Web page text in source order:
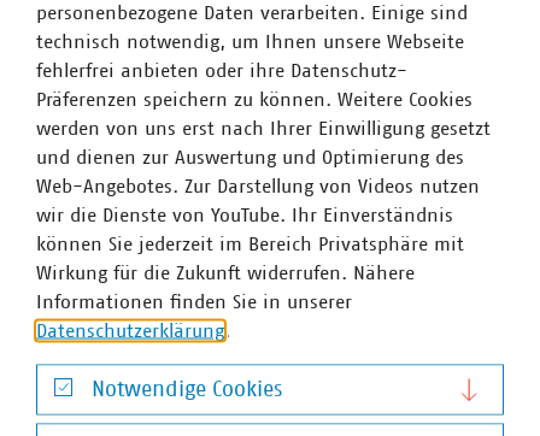
Ansprechpartner
personenbezogene Daten verarbeiten. Einige sind
technisch notwendig, um Ihnen unsere Webseite
fehlerfrei anbieten oder ihre Datenschutz-
Präferenzen speichern zu können. Weitere Cookies
werden von uns erst nach Ihrer Einwilligung gesetzt
und dienen zur Auswertung und Optimierung des
Web-Angebotes. Zur Darstellung von Videos nutzen
wir die Dienste von YouTube. Ihr Einverständnis
können Sie jederzeit im Bereich Privatsphäre mit
Wirkung für die Zukunft widerrufen. Nähere
Informationen finden Sie in unserer
Datenschutzerklärung
Notwendige Cookies
Notwendige Cookies